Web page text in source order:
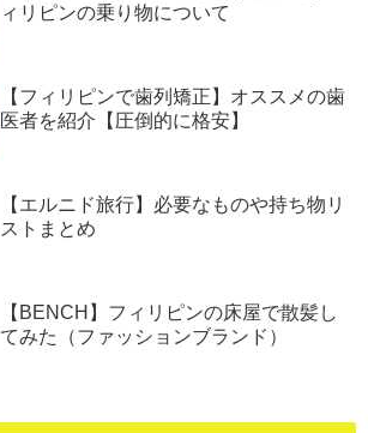
ィリピンの乗り物について
【フィリピンで歯列矯正】オススメの歯
医者を紹介【圧倒的に格安】
【エルニド旅行】必要なものや持ち物リ
ストまとめ
【BENCH】フィリピンの床屋で散髪し
てみた（ファッションブランド）